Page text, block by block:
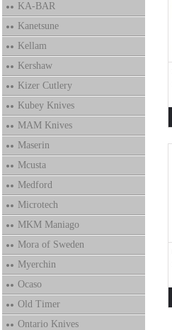
KA-BAR
Kanetsune
Kellam
Kershaw
Kizer Cutlery
Kubey Knives
MAM Knives
Maserin
Mcusta
Medford
Microtech
MKM Maniago
Mora of Sweden
Myerchin
Ocaso
Old Timer
Ontario Knives